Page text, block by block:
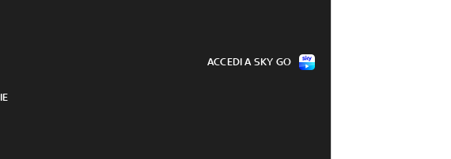
ACCEDI A SKY GO